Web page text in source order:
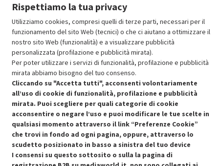
Aggiungi al carrello
SCONTO RICONDIZIONATI
Approfitta dello sconto del 30% sul prodotto ricondizionato.
Condizioni generali di vendita
Cookie Policy
Recedere dal contratto qui
Rispettiamo la tua privacy
Utilizziamo cookies, compresi quelli di terze parti, necessari per il
funzionamento del sito Web (tecnici) o che ci aiutano a ottimizzare il
nostro sito Web (funzionalità) e a visualizzare pubblicità
personalizzata (profilazione e pubblicità mirata).
Per poter utilizzare i servizi di funzionalità, profilazione e pubblicità
mirata abbiamo bisogno del tuo consenso.
Cliccando su "Accetta tutti", acconsenti volontariamente
all’uso di cookie di funzionalità, profilazione e pubblicità
mirata. Puoi scegliere per quali categorie di cookie
acconsentire o negare l’uso e puoi modificare le tue scelte in
qualsiasi momento attraverso il link “Preferenze Cookie”
che trovi in fondo ad ogni pagina, oppure, attraverso lo
scudetto posizionato in basso a sinistra del tuo device
I consensi su questo sottosito o sulla la pagina di